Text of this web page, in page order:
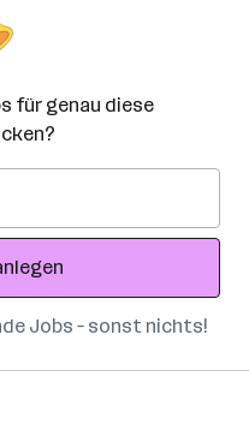
für genau diese
Jobs – sonst nichts!